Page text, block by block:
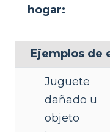
hogar:
Ejemplos de
Juguete
dañado u
objeto